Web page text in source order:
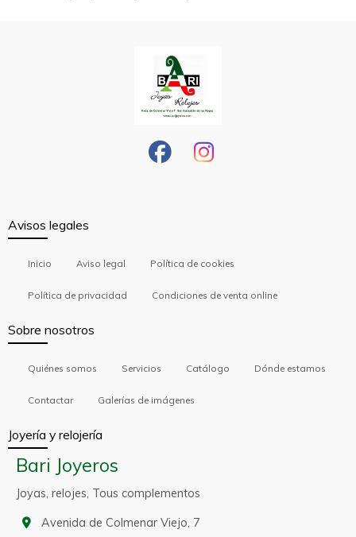
Avisos legales
Inicio Aviso legal Política de cookies
Política de privacidad Condiciones de venta online
Sobre nosotros
Quiénes somos Servicios Catálogo Dónde estamos
Contactar Galerías de imágenes
Joyería y relojería
Bari Joyeros
Joyas, relojes, Tous complementos
Avenida de Colmenar Viejo, 7